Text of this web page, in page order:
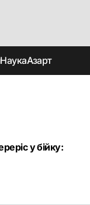
НаукаАзарт
у бійку: